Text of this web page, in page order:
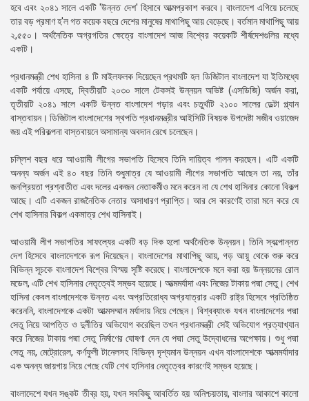
হবে এবং ২০৪১ সালে একটি 'উন্নত দেশ' হিসাবে আত্মপ্রকাশ করবে। বাংলাদেশ এগিয়ে চলেছে
তার বড় প্রমাণ হ'ল গত কয়েক বছরে দেশের মানুষের মাথাপিছু আয় বেড়েছে। বর্তমান মাথাপিছু আয়
২,৫৫০। অর্থনৈতিক অগ্রগতির ক্ষেত্রে বাংলাদেশ আজ বিশ্বের কয়েকটি শীর্ষদেশগুলির মধ্যে
একটি।
প্রধানমন্ত্রী শেখ হাসিনা ৪ টি মাইলফলক দিয়েছেন প্রথমটি হল ডিজিটাল বাংলাদেশ যা ইতিমধ্যে
একটি পর্যায়ে এসছে, দ্বিতীয়টি ২০৩০ সালে টেকসই উন্নয়ন অভিষ্ট (এসডিজি) অর্জন করা,
তৃতীয়টি ২০৪১ সালে একটি উন্নত বাংলাদেশ গড়ার এবং চতুর্থটি ২১০০ সালের ডেল্টা প্ল্যান
বাস্তবায়ন। ডিজিটাল বাংলাদেশের স্থপতি প্রধানমন্ত্রীর আইসিটি বিষয়ক উপদেষ্টা সজীব ওয়াজেদ
জয় এই পরিকল্পনা বাস্তবায়নে অসামান্য অবদান রেখে চলেছেন।
চল্লিশ বছর ধরে আওয়ামী লীগের সভাপতি হিসেবে তিনি দায়িত্ব পালন করছেন। এটি একটি
অনন্য অর্জন এই ৪০ বছর তিনি শুধুমাত্র যে আওয়ামী লীগের সভাপতি আছেন তা নয়, তাঁর
জনপ্রিয়তা প্রশ্নাতীত এবং দলের একজন নেতাকর্মীও মনে করেন না যে শেখ হাসিনার কোনো বিকল্প
আছে। এটি একজন রাজনৈতিক নেতার অসাধারণ প্রাপ্তি। আর সে কারণেই তারা মনে করে যে
শেখ হাসিনার বিকল্প একমাত্র শেখ হাসিনাই।
আওয়ামী লীগ সভাপতির সাফল্যের একটি বড় দিক হলো অর্থনৈতিক উন্নয়ন। তিনি স্বল্পোন্নত
দেশ হিসেবে বাংলাদেশকে রূপ দিয়েছেন। বাংলাদেশের মাথাপিছু আয়, গড় আয়ু থেকে শুরু করে
বিভিন্ন সূচকে বাংলাদেশ বিশ্বের বিস্ময় সৃষ্টি করেছে। বাংলাদেশকে মনে করা হয় উন্নয়নের রোল
মডেল, এটি শেখ হাসিনার নেতৃত্বেই সম্ভব হয়েছে। আত্মমর্যাদা এবং নিজের টাকায় পদ্মা সেতু। শেখ
হাসিনা কেবল বাংলাদেশকে উন্নত এবং অপ্রতিরোধ্য অগ্রযাত্রার একটি রাষ্ট্র হিসেবে প্রতিষ্ঠিত
করেননি, বাংলাদেশকে একটা আত্মসম্মান মর্যাদায় নিয়ে গেছেন। বিশ্বব্যাংক যখন বাংলাদেশের পদ্মা
সেতু নিয়ে আপত্তি ও দুর্নীতির অভিযোগ করেছিল তখন প্রধানমন্ত্রী সেই অভিযোগ প্রত্যাখ্যান
করে নিজের টাকায় পদ্মা সেতু নির্মাণের ঘোষণা দেন যে পদ্মা সেতু উদ্বোধনের অপেক্ষায়। শুধু পদ্মা
সেতু নয়, মেট্রোরেল, কর্ণফুলী টানেলসহ বিভিন্ন দৃশ্যমান উন্নয়ন এখন বাংলাদেশকে আত্মমর্যাদার
এক অনন্য জায়গায় নিয়ে গেছে যেটি শেখ হাসিনার নেতৃত্বের কারণেই সম্ভব হয়েছে।
বাংলাদেশে যখন সঙ্কট তীব্র হয়, যখন সবকিছু আবর্তিত হয় অনিশ্চয়তায়, বাংলার আকাশে কালো